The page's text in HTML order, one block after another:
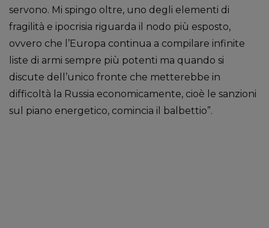
servono. Mi spingo oltre, uno degli elementi di
fragilità e ipocrisia riguarda il nodo più esposto,
ovvero che l’Europa continua a compilare infinite
liste di armi sempre più potenti ma quando si
discute dell’unico fronte che metterebbe in
difficoltà la Russia economicamente, cioè le sanzioni
sul piano energetico, comincia il balbettio”.